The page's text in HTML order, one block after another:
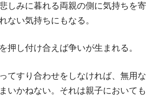
しみに暮れる両親の側に気持ちを寄
ない気持ちにもなる。
押し付け合えば争いが生まれる。
てすり合わせをしなければ、無用な
いかねない。それは親子においても